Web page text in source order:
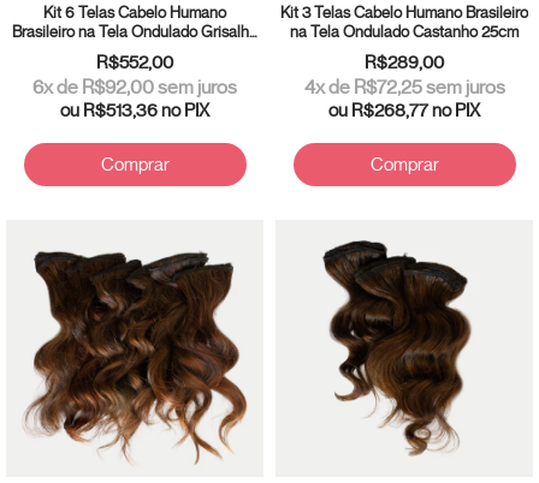
Kit 6 Telas Cabelo Humano
Brasileiro na Tela Ondulado Grisalho
20/25cm
R$552,00
6x de R$92,00sem juros
ou R$513,36no PIX
Comprar
Kit 3 Telas Cabelo Humano Brasileiro
na Tela Ondulado Castanho 25cm
R$289,00
4x de R$72,25sem juros
ou R$268,77no PIX
Comprar